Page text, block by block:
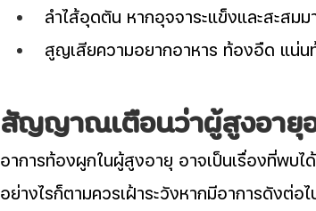
ลำไส้อุดตัน หากอุจจาระแข็งและสะสมม
สูญเสียความอยากอาหาร ท้องอืด แน่
สัญญาณเตือนว่าผู้สูงอายุ
อาการท้องผูกในผู้สูงอายุ อาจเป็นเรื่องที่พบ
อย่างไรก็ตามควรเฝ้าระวังหากมีอาการดังต่อ